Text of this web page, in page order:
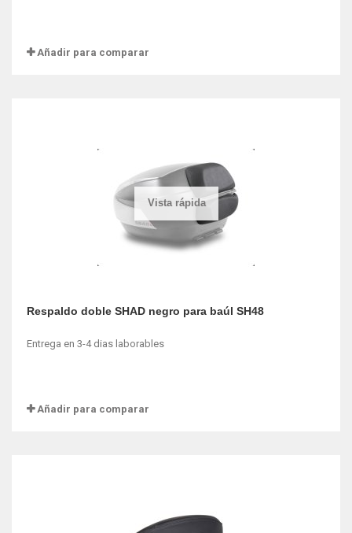
Añadir para comparar
Vista rápida
Respaldo doble SHAD negro para baúl SH48
Entrega en 3-4 dias laborables
Añadir para comparar